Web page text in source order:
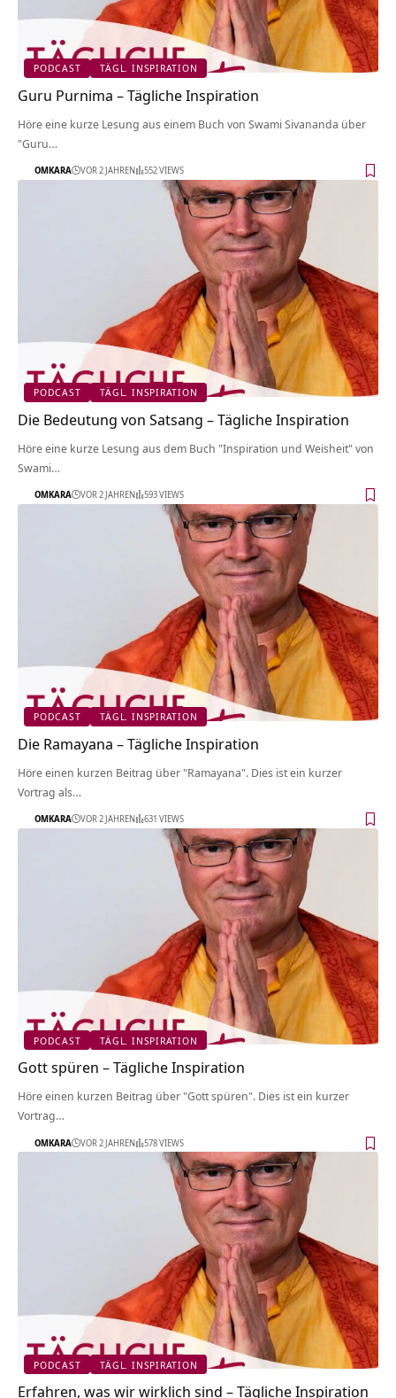
PODCAST TÄGL. INSPIRATION
Guru Purnima – Tägliche Inspiration
Höre eine kurze Lesung aus einem Buch von Swami Sivananda über
"Guru…
OMKARA VOR 2 JAHREN 552 VIEWS
PODCAST TÄGL. INSPIRATION
Die Bedeutung von Satsang – Tägliche Inspiration
Höre eine kurze Lesung aus dem Buch "Inspiration und Weisheit" von
Swami…
OMKARA VOR 2 JAHREN 593 VIEWS
PODCAST TÄGL. INSPIRATION
Die Ramayana – Tägliche Inspiration
Höre einen kurzen Beitrag über "Ramayana". Dies ist ein kurzer
Vortrag als…
OMKARA VOR 2 JAHREN 631 VIEWS
PODCAST TÄGL. INSPIRATION
Gott spüren – Tägliche Inspiration
Höre einen kurzen Beitrag über "Gott spüren". Dies ist ein kurzer
Vortrag…
OMKARA VOR 2 JAHREN 578 VIEWS
PODCAST TÄGL. INSPIRATION
Erfahren, was wir wirklich sind – Tägliche Inspiration